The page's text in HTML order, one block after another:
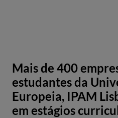
Mais de 400
estudantes da
Europeia, IPAM
em estágios